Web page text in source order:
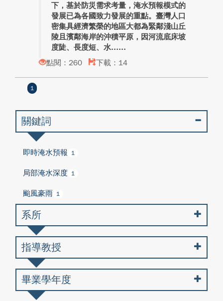
下，基於防災需求考量，淹水預報模式的
發展已為各國致力發展的重點。臺灣人口
密集具經濟繁榮的地區大都為緊鄰淺山丘
陵且濱鄰海岸的沖積平原，因河流底床坡
度陡、長度短、水...
點閱：260
下載：14
1
關鍵詞
即時淹水預報 1
局部淹水深度 1
颱風豪雨 1
系所
指導教授
畢業學年度